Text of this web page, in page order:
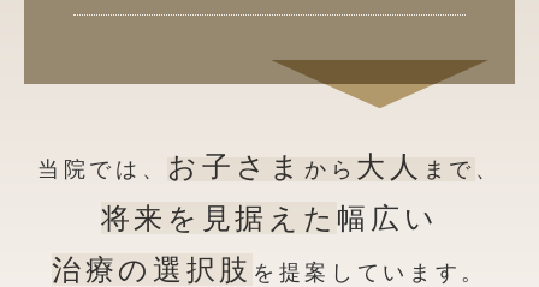
当院では、 お子さまから 大人 まで 、
将来を見据えた幅広い
治療の選択肢 を提案しています。